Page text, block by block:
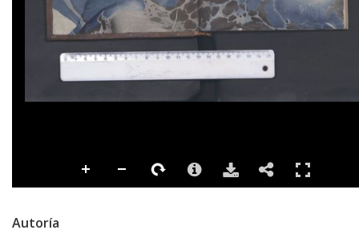
Autoría